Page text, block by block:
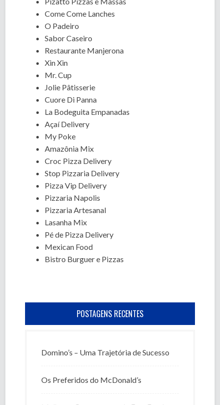
Come Come Lanches
O Padeiro
Sabor Caseiro
Restaurante Manjerona
Xin Xin
Mr. Cup
Jolie Pâtisserie
Cuore Di Panna
La Bodeguita Empanadas
Açaí Delivery
My Poke
Amazônia Mix
Croc Pizza Delivery
Stop Pizzaria Delivery
Pizza Vip Delivery
Pizzaria Napolis
Pizzaria Artesanal
Lasanha Mix
Pé de Pizza Delivery
Mexican Food
Bistro Burguer e Pizzas
POSTAGENS RECENTES
Domino’s – Uma Trajetória de Sucesso
Os Preferidos do McDonald’s